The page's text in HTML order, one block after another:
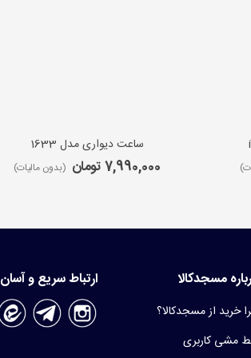
ساعت دیواری مدل 1633
7,990,000 تومان (بدون مالیات)
مسجدکالا
خرید از مسجدکالا؟
مشی کاربری
ارتباط سریع و آسان